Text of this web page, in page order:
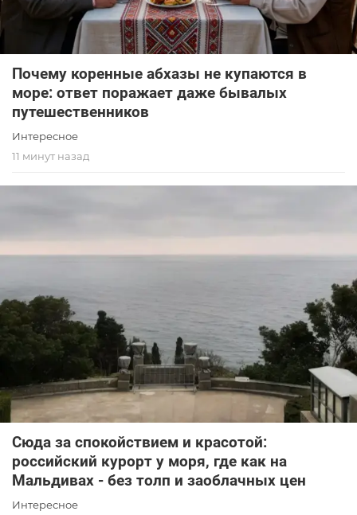
Почему коренные абхазы не купаются в
море: ответ поражает даже бывалых
путешественников
Интересное
11 минут назад
Сюда за спокойствием и красотой:
российский курорт у моря, где как на
Мальдивах - без толп и заоблачных цен
Интересное